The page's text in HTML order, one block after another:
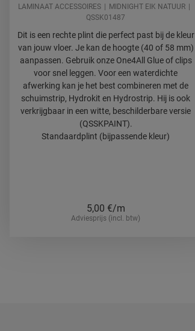
LAMINAAT ACCESSOIRES
MIDNIGHT EIK NATUUR
QSSK01487
Dit is een rechte plint die perfect past bij de kleur
van jouw vloer. Je kan de hoogte (40 of 58 mm)
aanpassen. Gebruik onze One4All Glue of clips
voor snel leggen. Voor een waterdichte
afwerking kan je het best combineren met de
schuimstrip, Hydrokit en Hydrostrip. Hij is ook
verkrijgbaar in een witte, beschilderbare versie
(QSSKPAINT).
Standaardplint (bijpassende kleur)
5,00 €/m
Adviesprijs (incl. btw)